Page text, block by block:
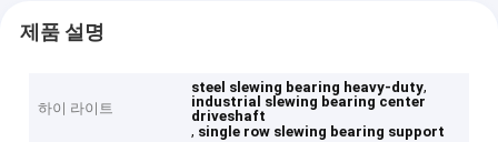
제품 설명
하이 라이트
steel slewing bearing heavy-duty,
industrial slewing bearing center
driveshaft
, single row slewing bearing support